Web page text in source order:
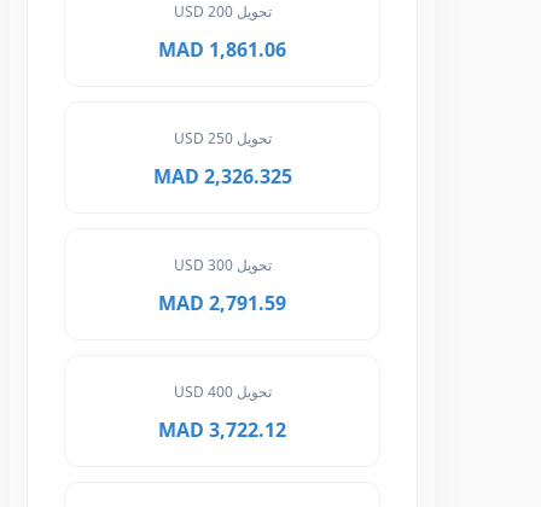
تحويل 200 USD
1,861.06 MAD
تحويل 250 USD
2,326.325 MAD
تحويل 300 USD
2,791.59 MAD
تحويل 400 USD
3,722.12 MAD